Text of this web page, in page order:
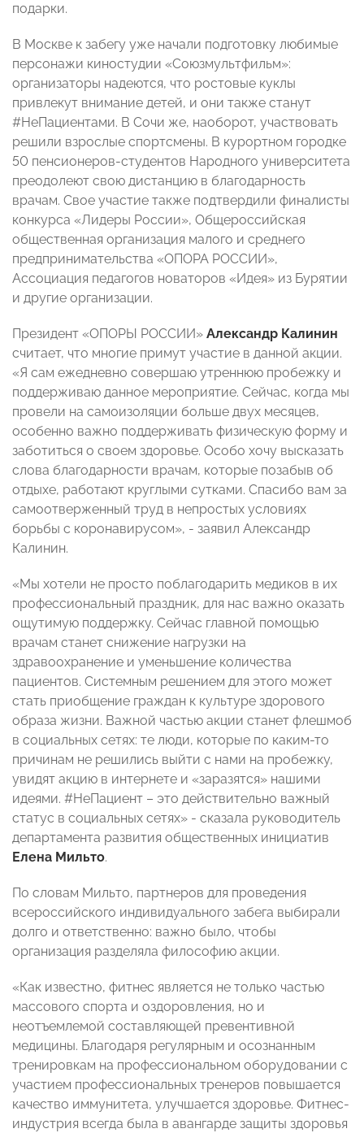
подарки.
В Москве к забегу уже начали подготовку любимые
персонажи киностудии «Союзмультфильм»:
организаторы надеются, что ростовые куклы
привлекут внимание детей, и они также станут
#НеПациентами. В Сочи же, наоборот, участвовать
решили взрослые спортсмены. В курортном городке
50 пенсионеров-студентов Народного университета
преодолеют свою дистанцию в благодарность
врачам. Свое участие также подтвердили финалисты
конкурса «Лидеры России», Общероссийская
общественная организация малого и среднего
предпринимательства «ОПОРА РОССИИ»,
Ассоциация педагогов новаторов «Идея» из Бурятии
и другие организации.
Президент «ОПОРЫ РОССИИ» Александр Калинин
считает, что многие примут участие в данной акции.
«Я сам ежедневно совершаю утреннюю пробежку и
поддерживаю данное мероприятие. Сейчас, когда мы
провели на самоизоляции больше двух месяцев,
особенно важно поддерживать физическую форму и
заботиться о своем здоровье. Особо хочу высказать
слова благодарности врачам, которые позабыв об
отдыхе, работают круглыми сутками. Спасибо вам за
самоотверженный труд в непростых условиях
борьбы с коронавирусом», - заявил Александр
Калинин.
«Мы хотели не просто поблагодарить медиков в их
профессиональный праздник, для нас важно оказать
ощутимую поддержку. Сейчас главной помощью
врачам станет снижение нагрузки на
здравоохранение и уменьшение количества
пациентов. Системным решением для этого может
стать приобщение граждан к культуре здорового
образа жизни. Важной частью акции станет флешмоб
в социальных сетях: те люди, которые по каким-то
причинам не решились выйти с нами на пробежку,
увидят акцию в интернете и «заразятся» нашими
идеями. #НеПациент – это действительно важный
статус в социальных сетях» - сказала руководитель
департамента развития общественных инициатив
Елена Мильто.
По словам Мильто, партнеров для проведения
всероссийского индивидуального забега выбирали
долго и ответственно: важно было, чтобы
организация разделяла философию акции.
«Как известно, фитнес является не только частью
массового спорта и оздоровления, но и
неотъемлемой составляющей превентивной
медицины. Благодаря регулярным и осознанным
тренировкам на профессиональном оборудовании с
участием профессиональных тренеров повышается
качество иммунитета, улучшается здоровье. Фитнес-
индустрия всегда была в авангарде защиты здоровья